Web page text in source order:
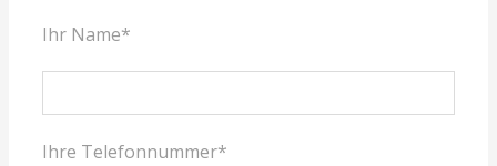
Ihr Name*
Ihre Telefonnummer*